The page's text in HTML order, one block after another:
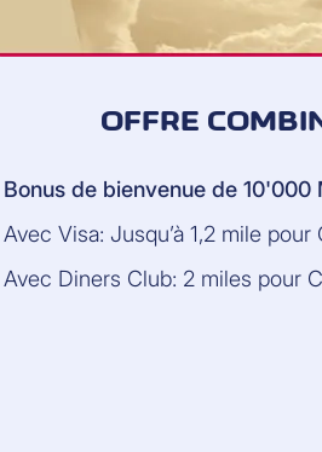
OFFRE
Bonus de bienvenue de 10'000
Avec Visa: Jusqu’à 1,2 mile pour
Avec Diners Club: 2 miles pour